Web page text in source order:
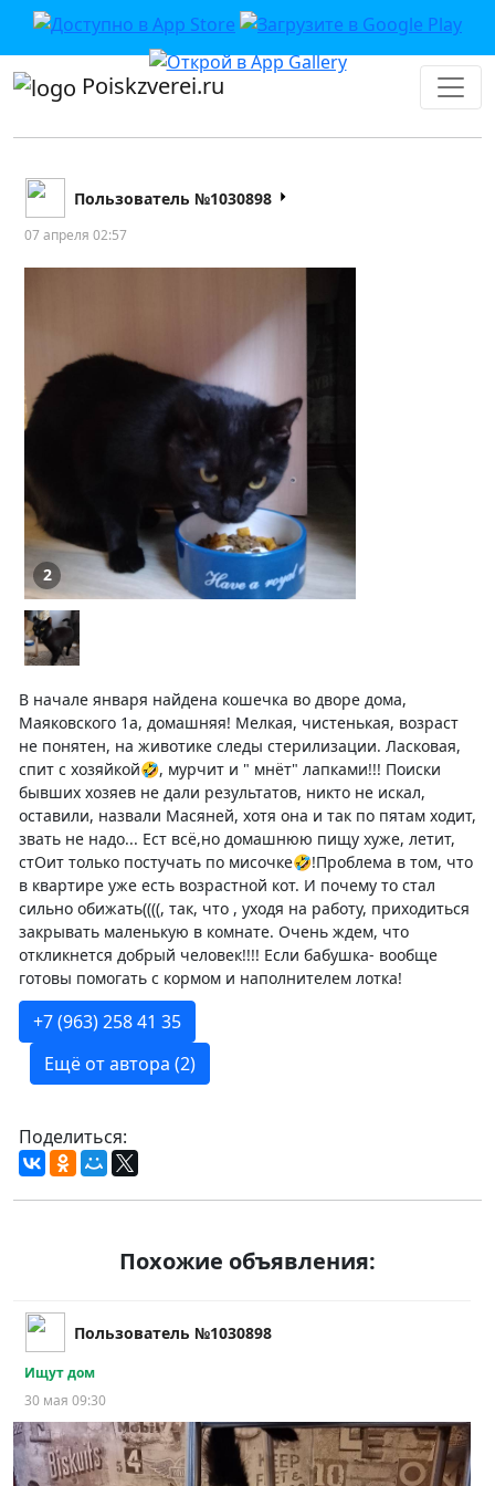
Poiskzverei.ru
Пользователь №1030898
07 апреля 02:57
2
В начале января найдена кошечка во дворе дома,
Маяковского 1а, домашняя! Мелкая, чистенькая, возраст
не понятен, на животике следы стерилизации. Ласковая,
спит с хозяйкой🤣, мурчит и " мнëт" лапками!!! Поиски
бывших хозяев не дали результатов, никто не искал,
оставили, назвали Масяней, хотя она и так по пятам ходит,
звать не надо... Ест всё,но домашнюю пищу хуже, летит,
стОит только постучать по мисочке🤣!Проблема в том, что
в квартире уже есть возрастной кот. И почему то стал
сильно обижать((((, так, что , уходя на работу, приходиться
закрывать маленькую в комнате. Очень ждем, что
откликнется добрый человек!!!! Если бабушка- вообще
готовы помогать с кормом и наполнителем лотка!
+7 (963) 258 41 35
Ещё от автора (2)
Поделиться:
Похожие объявления:
Пользователь №1030898
Ищут дом
30 мая 09:30